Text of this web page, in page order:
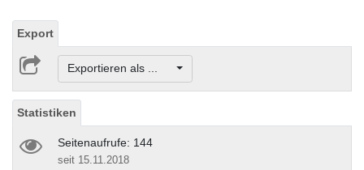
Export
Exportieren als ...
Statistiken
Seitenaufrufe: 144
seit 15.11.2018